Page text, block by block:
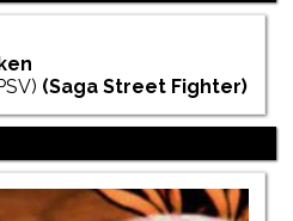
(Saga Street Fighter)